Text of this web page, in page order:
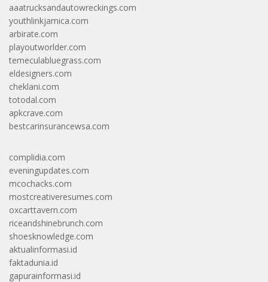
aaatrucksandautowreckings.com
youthlinkjamica.com
arbirate.com
playoutworlder.com
temeculabluegrass.com
eldesigners.com
cheklani.com
totodal.com
apkcrave.com
bestcarinsurancewsa.com
complidia.com
eveningupdates.com
mcochacks.com
mostcreativeresumes.com
oxcarttavern.com
riceandshinebrunch.com
shoesknowledge.com
aktualinformasi.id
faktadunia.id
gapurainformasi.id